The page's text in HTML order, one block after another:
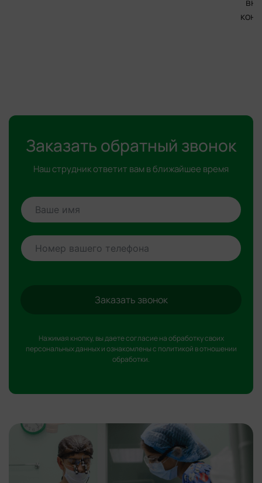
Заказать обратный звонок
Наш струдник ответит вам в ближайшее время
Заказать звонок
Нажимая кнопку, вы даете согласие на обработкусвоих
персональных данныхи ознакомлены с политикой в отношении
обработки.